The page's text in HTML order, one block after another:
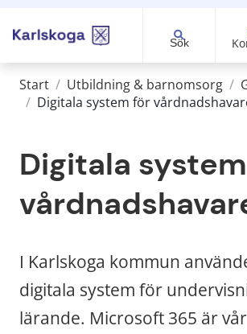
Sök
Start / Utbildning & barnomsorg /
/ Digitala system för
Digitala
I Karlskoga kommun
digitala system för
lärande. Microsoft 365 är